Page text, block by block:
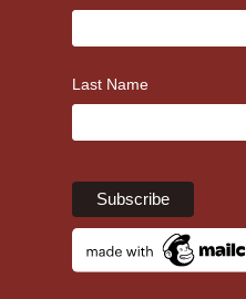
Last Name